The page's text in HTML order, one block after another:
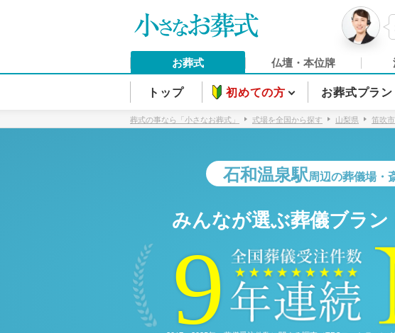
お葬式 仏壇・本位牌
トップ 初めての方 お葬式プラン
葬式の事なら「小さなお葬式」 式場を全国から探す 山梨県 笛吹市
石和温泉駅周辺の葬儀場・
みんなが選ぶ葬儀ブラン
9